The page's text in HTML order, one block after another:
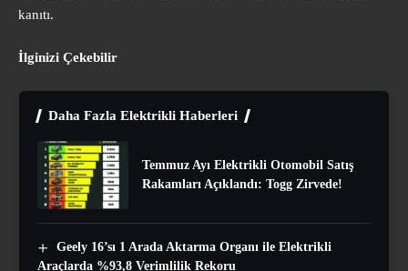
kanıtı.
İlginizi Çekebilir
Daha Fazla Elektrikli Haberleri
Temmuz Ayı Elektrikli Otomobil Satış
Rakamları Açıklandı: Togg Zirvede!
Geely 16’sı 1 Arada Aktarma Organı ile Elektrikli
Araçlarda %93,8 Verimlilik Rekoru